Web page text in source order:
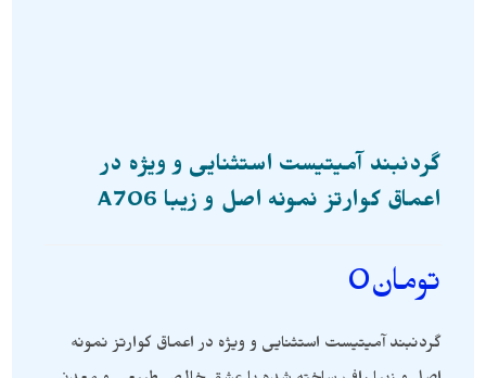
گردنبند آمیتیست استثنایی و ویژه در
اعماق کوارتز نمونه اصل و زیبا A706
تومان0
گردنبند آمیتیست استثنایی و ویژه در اعماق کوارتز نمونه